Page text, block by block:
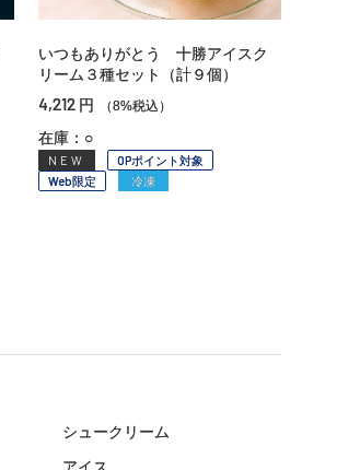
いつもありがとう 十勝アイスク
リーム３種セット（計９個）
4,212 円 （8%税込）
在庫：○
NEW
OPポイント対象
Web限定
冷凍
シュークリーム
アイス